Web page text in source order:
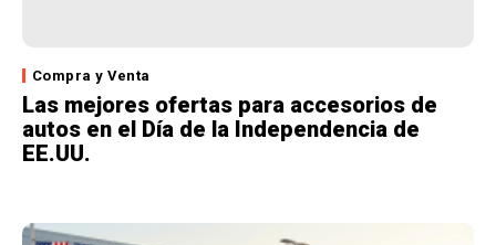
Compra y Venta
Las mejores ofertas para accesorios de
autos en el Día de la Independencia de
EE.UU.